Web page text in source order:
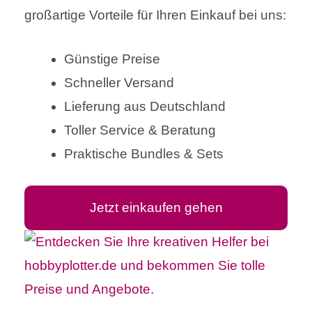
großartige Vorteile für Ihren Einkauf bei uns:
Günstige Preise
Schneller Versand
Lieferung aus Deutschland
Toller Service & Beratung
Praktische Bundles & Sets
Jetzt einkaufen gehen